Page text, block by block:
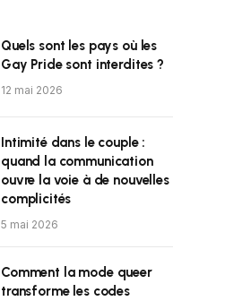
Quels sont les pays où les
Gay Pride sont interdites ?
12 mai 2026
Intimité dans le couple :
quand la communication
ouvre la voie à de nouvelles
complicités
5 mai 2026
Comment la mode queer
transforme les codes